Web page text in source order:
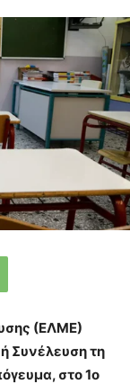
(ΕΛΜΕ)
Συνέλευση τη
στο 1ο